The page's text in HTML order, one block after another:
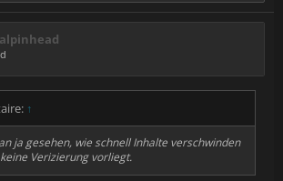
↑
ja gesehen, wie schnell Inhalte verschwinden
Verizierung vorliegt.